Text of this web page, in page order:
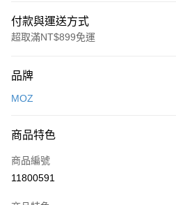
付款與運送方式
超取滿NT$899免運
信用卡一次付款
Apple Pay
街口支付
品牌
MOZ
商品特色
商品編號
11800591